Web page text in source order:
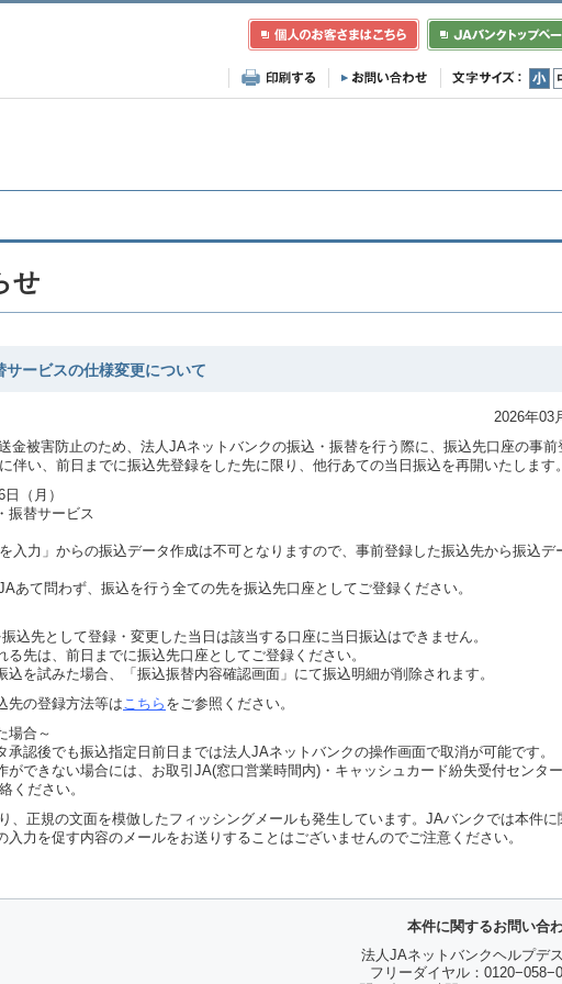
小
せ
サービスの仕様変更について
2026年03
金被害防止のため、法人JAネットバンクの振込・振替を行う際に、振込先口座の事前
伴い、前日までに振込先登録をした先に限り、他行あての当日振込を再開いたします。
（月）
振替サービス
力」からの振込データ作成は不可となりますので、事前登録した振込先から振込デ
あて問わず、振込を行う全ての先を振込先口座としてご登録ください。
込先として登録・変更した当日は該当する口座に当日振込はできません。
先は、前日までに振込先口座としてご登録ください。
を試みた場合、「振込振替内容確認画面」にて振込明細が削除されます。
先の登録方法等はこちら をご参照ください。
場合～
承認後でも振込指定日前日までは法人JAネットバンクの操作画面で取消が可能です。
ができない場合には、お取引JA(窓口営業時間内)・キャッシュカード紛失受付センタ
ください。
、正規の文面を模倣したフィッシングメールも発生しています。JAバンクでは本件に
入力を促す内容のメールをお送りすることはございませんのでご注意ください。
本件に関するお問い合
法人JAネットバンクヘルプデ
フリーダイヤル：